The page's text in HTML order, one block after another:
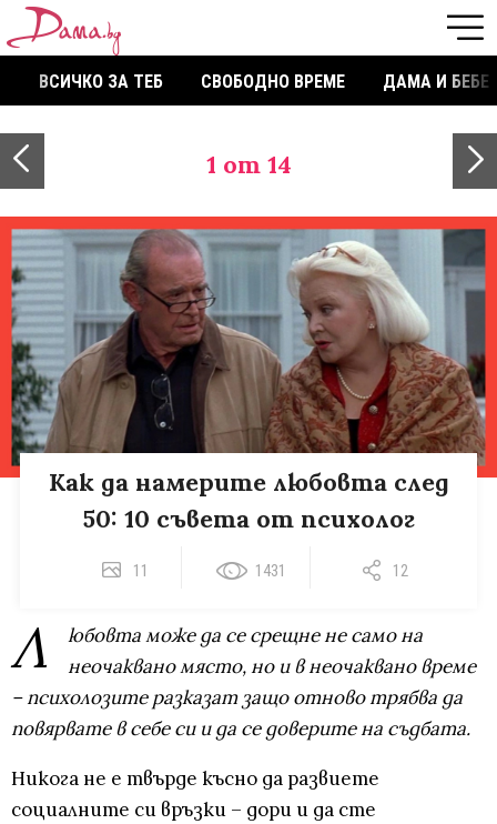
ВСИЧКО ЗА ТЕБ СВОБОДНО ВРЕМЕ ДАМА И БЕБЕ
1 от 14
Как да намерите любовта след
50: 10 съвета от психолог
11 1431 12
Л
юбовта може да се срещне не само на
неочаквано място, но и в неочаквано време
– психолозите разказат защо отново трябва да
повярвате в себе си и да се доверите на съдбата.
Никога не е твърде късно да развиете
социалните си връзки – дори и да сте